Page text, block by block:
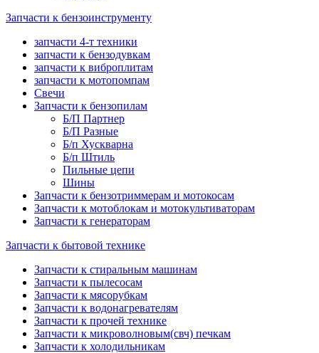
Запчасти к бензоинструменту
запчасти 4-т техники
запчасти к бензодувкам
запчасти к виброплитам
запчасти к мотопомпам
Свечи
Запчасти к бензопилам
Б/П Партнер
Б/П Разные
Б/п Хускварна
Б/п Штиль
Пильные цепи
Шины
Запчасти к бензотриммерам и мотокосам
Запчасти к мотоблокам и мотокультиваторам
Запчасти к генераторам
Запчасти к бытовой технике
Запчасти к стиральным машинам
Запчасти к пылесосам
Запчасти к мясорубкам
Запчасти к водонагревателям
Запчасти к прочей технике
Запчасти к микроволновым(свч) печкам
Запчасти к холодильникам